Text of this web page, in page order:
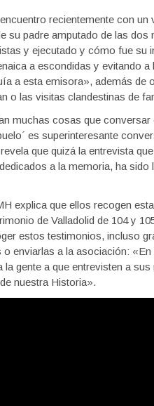
recientemente con
su padre amputado de las
y ejecutado y cómo fue su
a escondidas y evitando
a esta emisora», además
o las visitas clandestinas de
muchas cosas que
es superinteresante
que quizá la entrevista
a la memoria, ha
explica que ellos recogen
de Valladolid de 104 y
estos testimonios, incluso
enviarlas a la asociación:
la gente a que entrevisten a
nuestra Historia».